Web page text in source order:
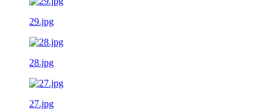
29.jpg
28.jpg
27.jpg